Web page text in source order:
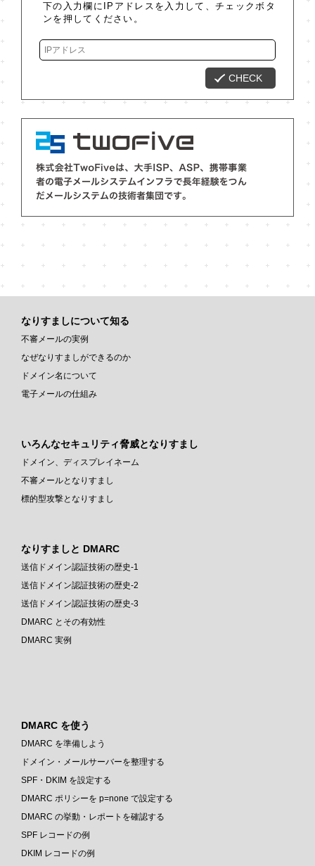
下の入力欄にIPアドレスを入力して、チェックボタ
ンを押してください。
CHECK
なりすましについて知る
不審メールの実例
なぜなりすましができるのか
ドメイン名について
電子メールの仕組み
いろんなセキュリティ脅威となりすまし
ドメイン、ディスプレイネーム
不審メールとなりすまし
標的型攻撃となりすまし
なりすましと DMARC
送信ドメイン認証技術の歴史-1
送信ドメイン認証技術の歴史-2
送信ドメイン認証技術の歴史-3
DMARC とその有効性
DMARC 実例
DMARC を使う
DMARC を準備しよう
ドメイン・メールサーバーを整理する
SPF・DKIM を設定する
DMARC ポリシーを p=none で設定する
DMARC の挙動・レポートを確認する
SPF レコードの例
DKIM レコードの例